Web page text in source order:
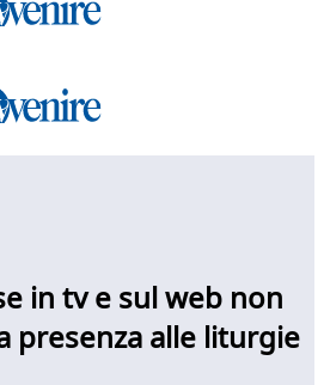
in tv e sul web non
presenza alle liturgie